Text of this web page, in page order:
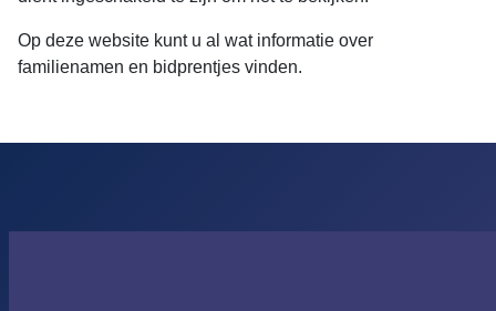
Op deze website kunt u al wat informatie over
familienamen en bidprentjes vinden.